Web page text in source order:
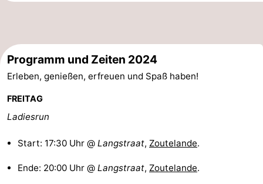
Forum
Route
-
Programm und Zeiten 2024
Erleben, genießen, erfreuen und Spaß haben!
FREITAG
Ladiesrun
Start: 17:30 Uhr @ Langstraat, Zoutelande.
Ende: 20:00 Uhr @ Langstraat, Zoutelande.